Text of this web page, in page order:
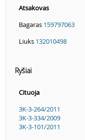
Atsakovas
Bagaras 159797063
Liuks 132010498
Ryšiai
Cituoja
3K-3-264/2011
3K-3-334/2009
3K-3-101/2011